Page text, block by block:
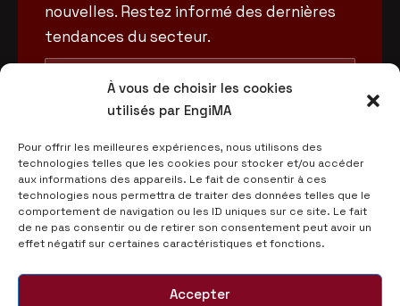
À vous de choisir les cookies
utilisés par EngiMA
Pour offrir les meilleures expériences, nous utilisons des
technologies telles que les cookies pour stocker et/ou accéder
aux informations des appareils. Le fait de consentir à ces
technologies nous permettra de traiter des données telles que le
comportement de navigation ou les ID uniques sur ce site. Le fait
de ne pas consentir ou de retirer son consentement peut avoir un
effet négatif sur certaines caractéristiques et fonctions.
Accepter
nouvelles. Restez informé des dernières
tendances du secteur.